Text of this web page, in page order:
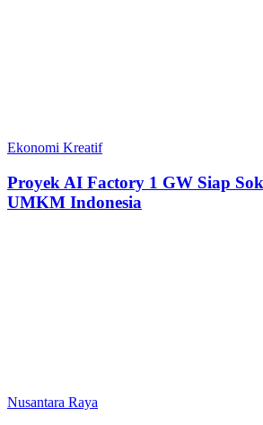
Ekonomi Kreatif
Proyek AI Factory 1 GW Siap
UMKM Indonesia
Nusantara Raya